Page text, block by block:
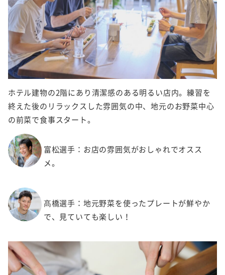
ホテル建物の2階にあり清潔感のある明るい店内。練習を
終えた後のリラックスした雰囲気の中、地元のお野菜中心
の前菜で食事スタート。
富松選手：お店の雰囲気がおしゃれでオスス
メ。
髙橋選手：地元野菜を使ったプレートが鮮やか
で、見ていても楽しい！